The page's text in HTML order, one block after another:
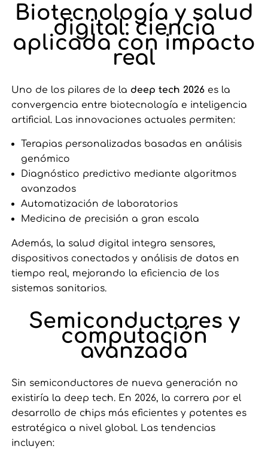
Biotecnología y salud
digital: ciencia
aplicada con impacto
real
Uno de los pilares de la deep tech 2026es la
convergencia entre biotecnología e inteligencia
artificial. Las innovaciones actuales permiten:
Terapias personalizadas basadas en análisis
genómico
Diagnóstico predictivo mediante algoritmos
avanzados
Automatización de laboratorios
Medicina de precisión a gran escala
Además, la salud digital integra sensores,
dispositivos conectados y análisis de datos en
tiempo real, mejorando la eficiencia de los
sistemas sanitarios.
Semiconductores y
computación
avanzada
Sin semiconductores de nueva generación no
existiría la deep tech. En 2026, la carrera por el
desarrollo de chips más eficientes y potentes es
estratégica a nivel global. Las tendencias
incluyen: